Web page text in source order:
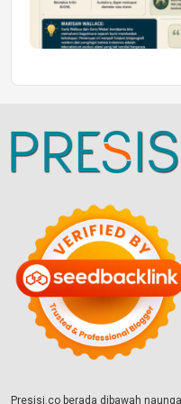
Presisi.co berada dibawah